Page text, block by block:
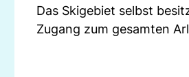
Das Skigebiet selbst
Zugang zum gesamten